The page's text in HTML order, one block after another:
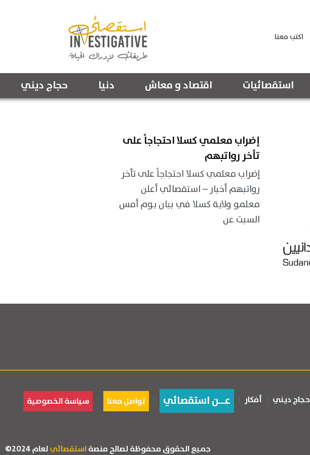
اكتب معنا
استقصائيات اقتصاد و معاش دنيا حجاج ديني
إضراب معلمي كسلا احتجاجاً على
تأخر رواتبهم
إضراب معلمي كسلا احتجاجاً على تأخر
رواتبهم أخبار – استقصائي أعلن
معلمو ولاية كسلا في بيان يوم أمس
السبت عن
حجاج ديني أفكار عــن استقصائي تواصل معنا سياسة الخصوصية
جميع الحقوق محفوظة لصالح منصةاستقصائيلعام 2024©